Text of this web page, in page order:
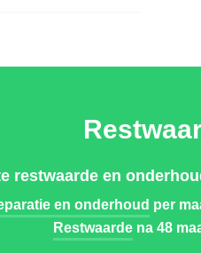
restwaarde en
en onderhoud per
Restwaardena 48